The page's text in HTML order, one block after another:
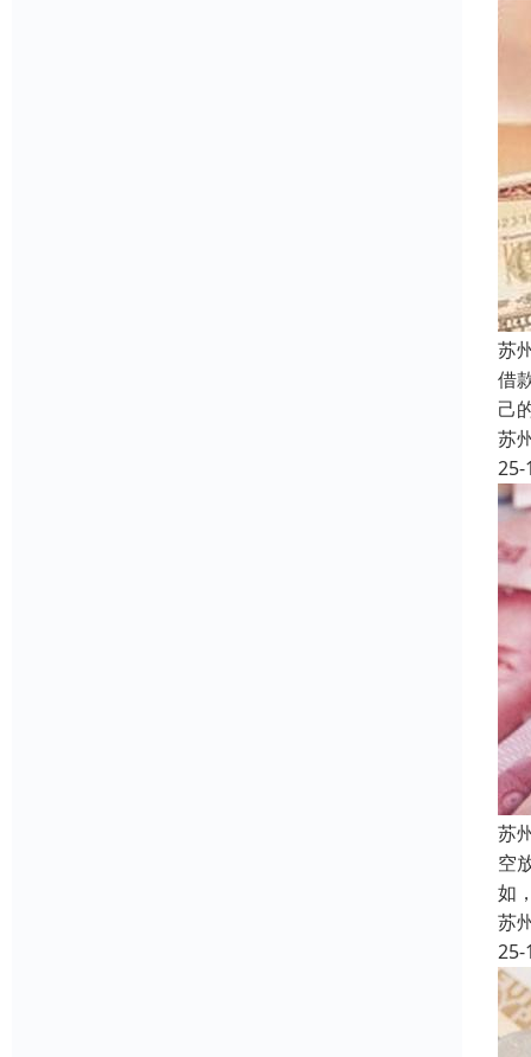
苏
借
己
苏
25-
苏
空
如
苏
25-